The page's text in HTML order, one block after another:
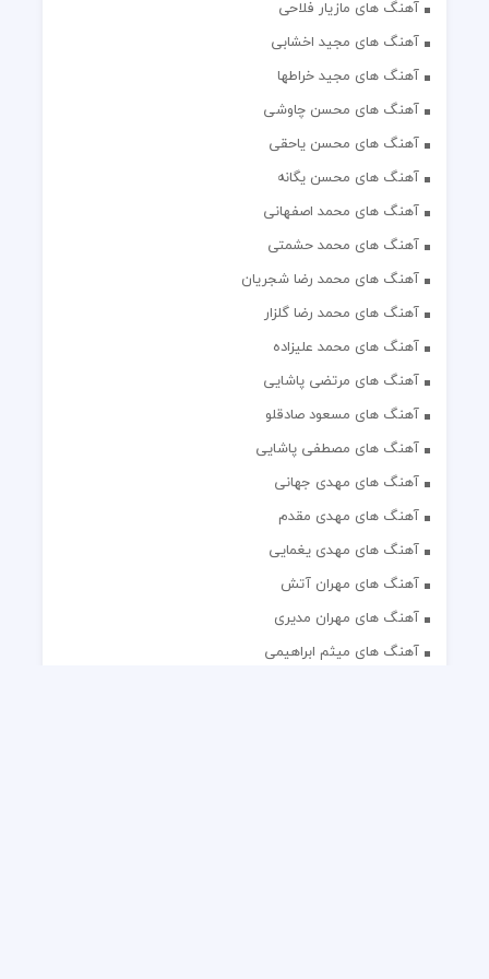
آهنگ های مازیار فلاحی
آهنگ های مجید اخشابی
آهنگ های مجید خراطها
آهنگ های محسن چاوشی
آهنگ های محسن یاحقی
آهنگ های محسن یگانه
آهنگ های محمد اصفهانی
آهنگ های محمد حشمتی
آهنگ های محمد رضا شجریان
آهنگ های محمد رضا گلزار
آهنگ های محمد علیزاده
آهنگ های مرتضی پاشایی
آهنگ های مسعود صادقلو
آهنگ های مصطفی پاشایی
آهنگ های مهدی جهانی
آهنگ های مهدی مقدم
آهنگ های مهدی یغمایی
آهنگ های مهران آتش
آهنگ های مهران مدیری
آهنگ های میثم ابراهیمی